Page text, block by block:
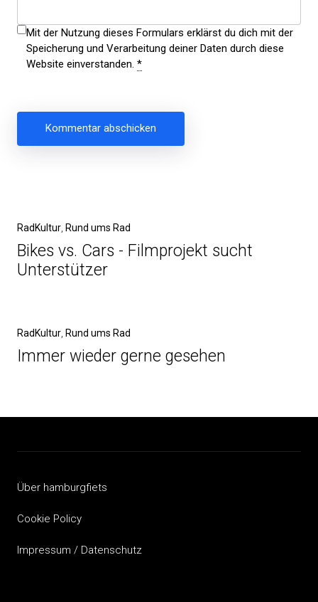
Mit der Nutzung dieses Formulars erklärst du dich mit der
Speicherung und Verarbeitung deiner Daten durch diese
Website einverstanden. *
Vorheriger
Beitrag
RadKultur Rund ums Rad
Bikes vs. Cars - Filmprojekt sucht
Unterstützer
Nächster
Beitrag
RadKultur Rund ums Rad
Immer wieder gerne gesehen
Über hamburgfiets
Cookie Policy
Impressum / Datenschutz